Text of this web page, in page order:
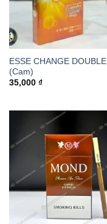
ESSE CHANGE DOUBLE
(Cam)
35,000 ₫